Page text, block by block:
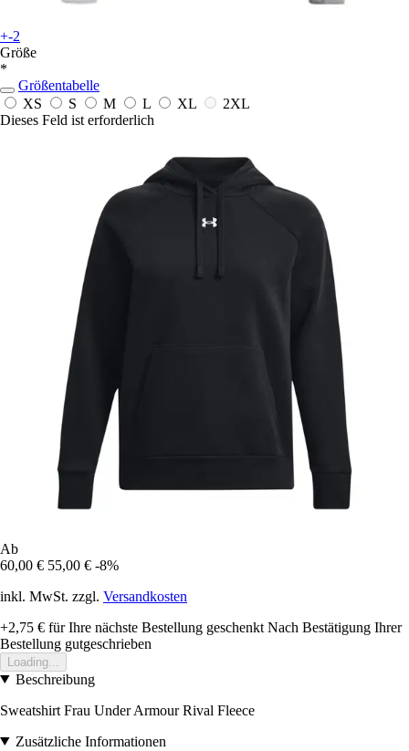
+-2
Größe
*
Größentabelle
XS
S M L XL
2XL
Dieses Feld ist erforderlich
Ab
60,00 € 55,00 € -8%
inkl. MwSt. zzgl. Versandkosten
+2,75 € für Ihre nächste Bestellung geschenkt Nach Bestätigung Ihrer
Bestellung gutgeschrieben
Loading...
Beschreibung
Sweatshirt Frau Under Armour Rival Fleece
Zusätzliche Informationen